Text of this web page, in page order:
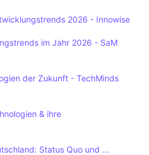
zu gewinnen. Die
die spezifischen
angepasst
Lage sind, große
zu verarbeiten.
ihre Produkte
von 5G-Technologien
2026 - Innowise
im Jahr 2026 - SaM
der Zukunft - TechMinds
& ihre
Status Quo und ...